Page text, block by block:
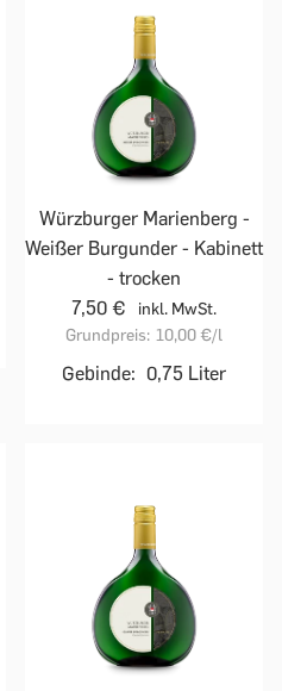
Würzburger Marienberg -
Weißer Burgunder - Kabinett
- trocken
7,50 €
inkl. MwSt.
Grundpreis: 10,00 €/l
Gebinde: 0,75 Liter